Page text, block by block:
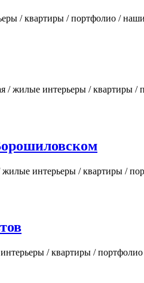
/ квартиры / портфолио /
/ жилые интерьеры / квартиры
интерьеры / квартиры /
/ квартиры /